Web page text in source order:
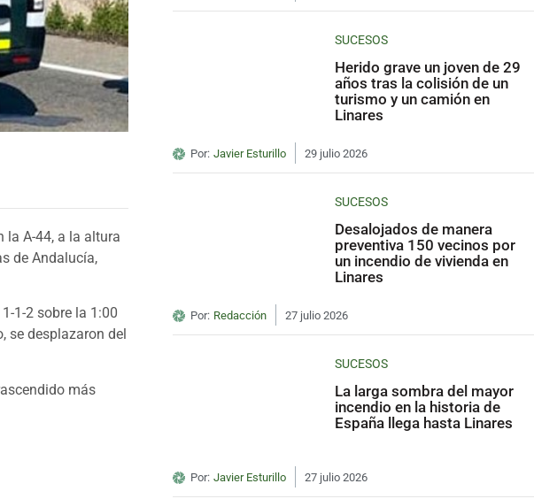
la A-44, a la altura
de Andalucía,
1-2 sobre la 1:00
se desplazaron del
más
SUCESOS
Herido grave un joven de 29
años tras la colisión de un
turismo y un camión en
Linares
Por: Javier Esturillo 29 julio 2026
SUCESOS
Desalojados de manera
preventiva 150 vecinos por
un incendio de vivienda en
Linares
Por: Redacción 27 julio 2026
SUCESOS
La larga sombra del mayor
incendio en la historia de
España llega hasta Linares
Por: Javier Esturillo 27 julio 2026